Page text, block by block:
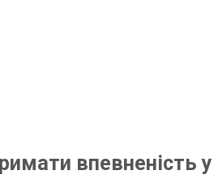
впевненість